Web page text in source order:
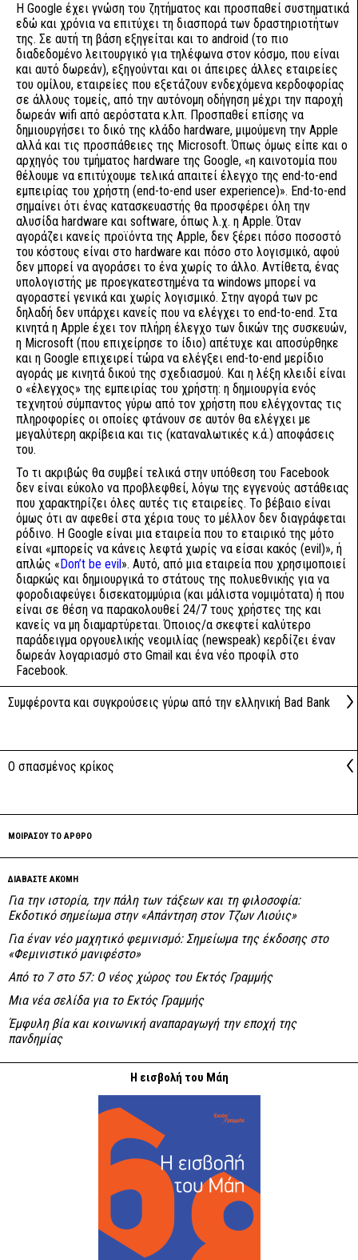
Η Google έχει γνώση του ζητήματος και προσπαθεί συστηματικά
εδώ και χρόνια να επιτύχει τη διασπορά των δραστηριοτήτων
της. Σε αυτή τη βάση εξηγείται και το android (το πιο
διαδεδομένο λειτουργικό για τηλέφωνα στον κόσμο, που είναι
και αυτό δωρεάν), εξηγούνται και οι άπειρες άλλες εταιρείες
του ομίλου, εταιρείες που εξετάζουν ενδεχόμενα κερδοφορίας
σε άλλους τομείς, από την αυτόνομη οδήγηση μέχρι την παροχή
δωρεάν wifi από αερόστατα κ.λπ. Προσπαθεί επίσης να
δημιουργήσει το δικό της κλάδο hardware, μιμούμενη την Apple
αλλά και τις προσπάθειες της Microsoft. Όπως όμως είπε και ο
αρχηγός του τμήματος hardware της Google, «η καινοτομία που
θέλουμε να επιτύχουμε τελικά απαιτεί έλεγχο της end-to-end
εμπειρίας του χρήστη (end-to-end user experience)». End-to-end
σημαίνει ότι ένας κατασκευαστής θα προσφέρει όλη την
αλυσίδα hardware και software, όπως λ.χ. η Apple. Όταν
αγοράζει κανείς προϊόντα της Apple, δεν ξέρει πόσο ποσοστό
του κόστους είναι στο hardware και πόσο στο λογισμικό, αφού
δεν μπορεί να αγοράσει το ένα χωρίς το άλλο. Αντίθετα, ένας
υπολογιστής με προεγκατεστημένα τα windows μπορεί να
αγοραστεί γενικά και χωρίς λογισμικό. Στην αγορά των pc
δηλαδή δεν υπάρχει κανείς που να ελέγχει το end-to-end. Στα
κινητά η Apple έχει τον πλήρη έλεγχο των δικών της συσκευών,
η Microsoft (που επιχείρησε το ίδιο) απέτυχε και αποσύρθηκε
και η Google επιχειρεί τώρα να ελέγξει end-to-end μερίδιο
αγοράς με κινητά δικού της σχεδιασμού. Και η λέξη κλειδί είναι
ο «έλεγχος» της εμπειρίας του χρήστη: η δημιουργία ενός
τεχνητού σύμπαντος γύρω από τον χρήστη που ελέγχοντας τις
πληροφορίες οι οποίες φτάνουν σε αυτόν θα ελέγχει με
μεγαλύτερη ακρίβεια και τις (καταναλωτικές κ.ά.) αποφάσεις
του.
Το τι ακριβώς θα συμβεί τελικά στην υπόθεση του Facebook
δεν είναι εύκολο να προβλεφθεί, λόγω της εγγενούς αστάθειας
που χαρακτηρίζει όλες αυτές τις εταιρείες. Το βέβαιο είναι
όμως ότι αν αφεθεί στα χέρια τους το μέλλον δεν διαγράφεται
ρόδινο. Η Google είναι μια εταιρεία που το εταιρικό της μότο
είναι «μπορείς να κάνεις λεφτά χωρίς να είσαι κακός (evil)», ή
απλώς «Don’t be evil». Αυτό, από μια εταιρεία που χρησιμοποιεί
διαρκώς και δημιουργικά το στάτους της πολυεθνικής για να
φοροδιαφεύγει δισεκατομμύρια (και μάλιστα νομιμότατα) ή που
είναι σε θέση να παρακολουθεί 24/7 τους χρήστες της και
κανείς να μη διαμαρτύρεται. Όποιος/α σκεφτεί καλύτερο
παράδειγμα οργουελικής νεομιλίας (newspeak) κερδίζει έναν
δωρεάν λογαριασμό στο Gmail και ένα νέο προφίλ στο
Facebook.
Συμφέροντα και συγκρούσεις γύρω από την ελληνική Bad Bank
Ο σπασμένος κρίκος
ΜΟΙΡΑΣΟΥ ΤΟ ΑΡΘΡΟ
ΔΙΑΒΑΣΤΕ ΑΚΟΜΗ
Για την ιστορία, την πάλη των τάξεων και τη φιλοσοφία:
Εκδοτικό σημείωμα στην «Απάντηση στον Τζων Λιούις»
Για έναν νέο μαχητικό φεμινισμό: Σημείωμα της έκδοσης στο
«Φεμινιστικό μανιφέστο»
Από το 7 στο 57: Ο νέος χώρος του Εκτός Γραμμής
Μια νέα σελίδα για το Εκτός Γραμμής
Έμφυλη βία και κοινωνική αναπαραγωγή την εποχή της
πανδημίας
Η εισβολή του Μάη